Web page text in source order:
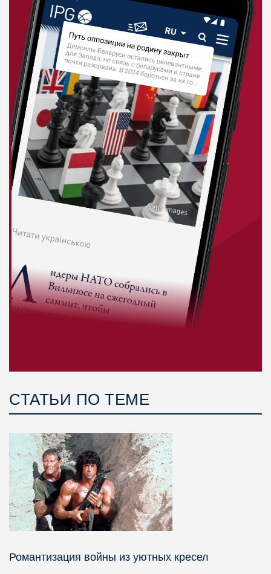
СТАТЬИ ПО ТЕМЕ
Романтизация войны из уютных кресел